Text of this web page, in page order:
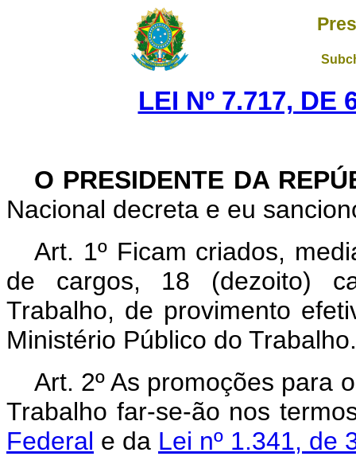
LEI Nº 7.717, DE
O PRESIDENTE DA
Nacional decreta e eu
Art. 1º Ficam criados,
de cargos, 18 (dezoito)
Trabalho, de provimento
Ministério Público do Trabalho.
Art. 2º As promoções para
Trabalho far-se-ão nos
Federal e da Lei nº 1.341, de